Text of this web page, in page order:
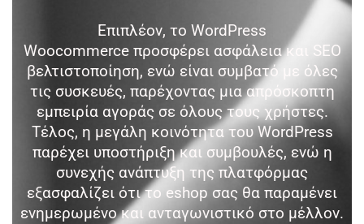
Επιπλέον, το WordPress
Woocommerce προσφέρει ασφάλεια και SEO
βελτιστοποίηση, ενώ είναι συμβατό με όλες
τις συσκευές, παρέχοντας μια απρόσκοπτη
εμπειρία αγοράς σε όλους τους χρήστες.
Τέλος, η μεγάλη κοινότητα του WordPress
παρέχει υποστήριξη και συμβουλές, ενώ η
συνεχής ανάπτυξη της πλατφόρμας
εξασφαλίζει ότι το eshop σας θα παραμένει
ενημερωμένο και ανταγωνιστικό στο μέλλον.